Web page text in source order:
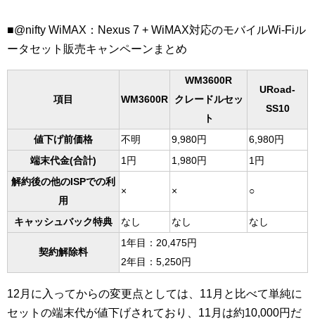
■@nifty WiMAX：Nexus 7 + WiMAX対応のモバイルWi-Fiル
ータセット販売キャンペーンまとめ
項目 WM3600R
WM3600R
クレードルセッ
ト
URoad-
SS10
値下げ前価格 不明 9,980円
6,980円
端末代金(合計)
1円 1,980円
1円
解約後の他のISPでの利
用
× × ○
キャッシュバック特典 なし なし なし
契約解除料
1年目：20,475円
2年目：5,250円
12月に入ってからの変更点としては、11月と比べて単純に
セットの端末代が値下げされており、11月は約10,000円だ